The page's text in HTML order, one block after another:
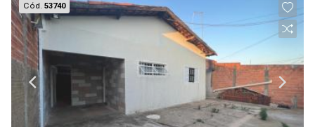
Cód.53740